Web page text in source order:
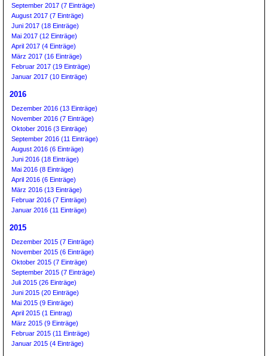
September 2017 (7 Einträge)
August 2017 (7 Einträge)
Juni 2017 (18 Einträge)
Mai 2017 (12 Einträge)
April 2017 (4 Einträge)
März 2017 (16 Einträge)
Februar 2017 (19 Einträge)
Januar 2017 (10 Einträge)
2016
Dezember 2016 (13 Einträge)
November 2016 (7 Einträge)
Oktober 2016 (3 Einträge)
September 2016 (11 Einträge)
August 2016 (6 Einträge)
Juni 2016 (18 Einträge)
Mai 2016 (8 Einträge)
April 2016 (6 Einträge)
März 2016 (13 Einträge)
Februar 2016 (7 Einträge)
Januar 2016 (11 Einträge)
2015
Dezember 2015 (7 Einträge)
November 2015 (6 Einträge)
Oktober 2015 (7 Einträge)
September 2015 (7 Einträge)
Juli 2015 (26 Einträge)
Juni 2015 (20 Einträge)
Mai 2015 (9 Einträge)
April 2015 (1 Eintrag)
März 2015 (9 Einträge)
Februar 2015 (11 Einträge)
Januar 2015 (4 Einträge)